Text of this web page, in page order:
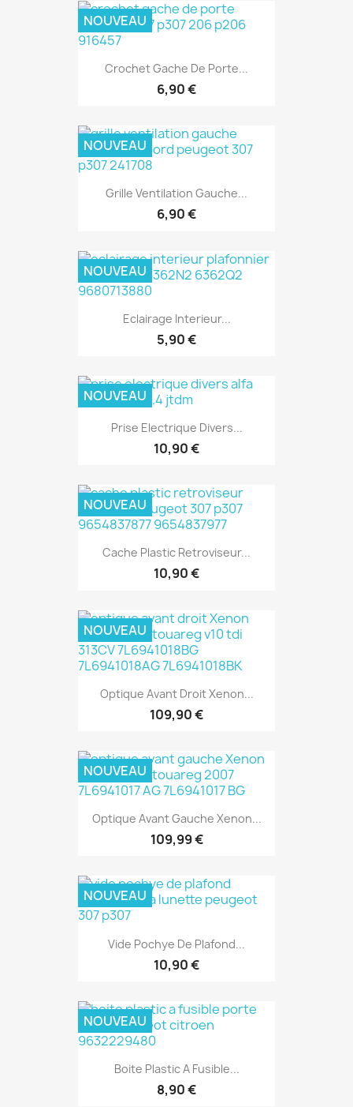
Crochet Gache De Porte...
6,90 €
NOUVEAU
Grille Ventilation Gauche...
6,90 €
NOUVEAU
Eclairage Interieur...
5,90 €
NOUVEAU
Prise Electrique Divers...
10,90 €
NOUVEAU
Cache Plastic Retroviseur...
10,90 €
NOUVEAU
Optique Avant Droit Xenon...
109,90 €
NOUVEAU
Optique Avant Gauche Xenon...
109,99 €
NOUVEAU
Vide Pochye De Plafond...
10,90 €
NOUVEAU
Boite Plastic A Fusible...
8,90 €
NOUVEAU